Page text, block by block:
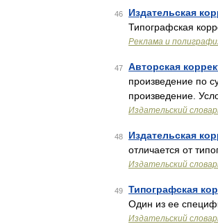
46 Издательская
Типографская
Реклама и
47 Авторская
произведение по
произведение.
Издательский
48 Издательская
отличается от
Издательский
49 Типографская
Один из ее
Издательский